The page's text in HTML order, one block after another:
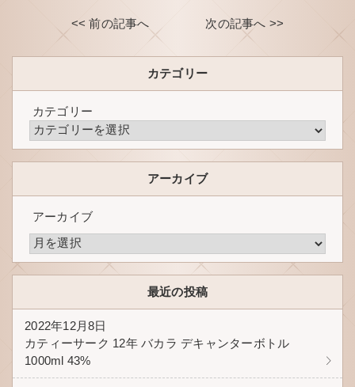
<< 前の記事へ 次の記事へ >>
カテゴリー
カテゴリー
アーカイブ
アーカイブ
最近の投稿
2022年12月8日
カティーサーク 12年 バカラ デキャンターボトル
1000ml 43%